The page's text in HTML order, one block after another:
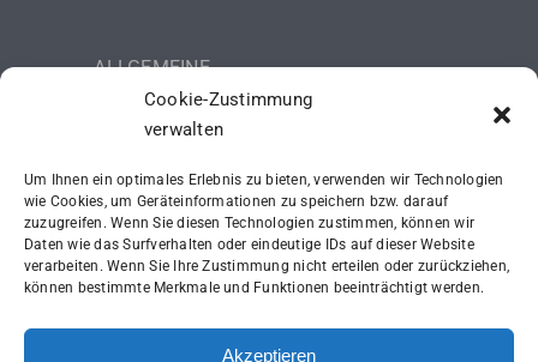
Cookie-Zustimmung
verwalten
Um Ihnen ein optimales Erlebnis zu bieten, verwenden wir Technologien
wie Cookies, um Geräteinformationen zu speichern bzw. darauf
zuzugreifen. Wenn Sie diesen Technologien zustimmen, können wir
Daten wie das Surfverhalten oder eindeutige IDs auf dieser Website
verarbeiten. Wenn Sie Ihre Zustimmung nicht erteilen oder zurückziehen,
können bestimmte Merkmale und Funktionen beeinträchtigt werden.
Akzeptieren
ALLGEMEINE
GESCHÄFTSBEDINGUNGEN (AGB)
IMPRESSUM
SCHUTZKONZEPT (ISK)